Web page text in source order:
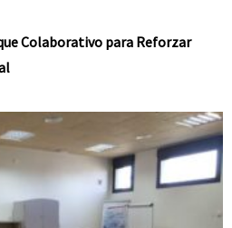
Colaborativo para Reforzar